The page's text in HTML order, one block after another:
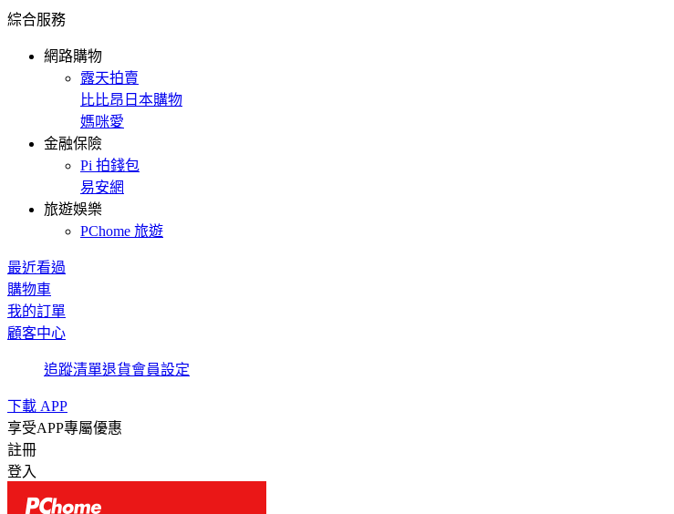
綜合服務
網路購物
露天拍賣
比比昂日本購物
媽咪愛
金融保險
Pi 拍錢包
易安網
旅遊娛樂
PChome 旅遊
最近看過
購物車
我的訂單
顧客中心
追蹤清單退貨會員設定
下載 APP
享受APP專屬優惠
註冊
登入